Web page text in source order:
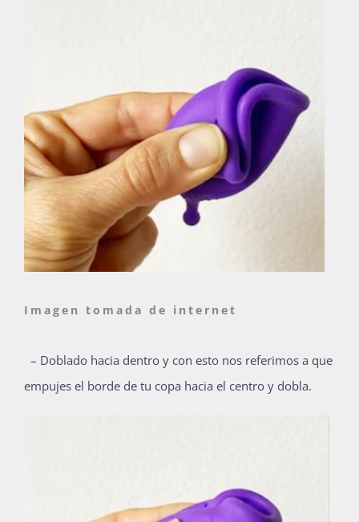
Imagen tomada de internet
– Doblado hacia dentro y con esto nos referimos a que
empujes el borde de tu copa hacia el centro y dobla.